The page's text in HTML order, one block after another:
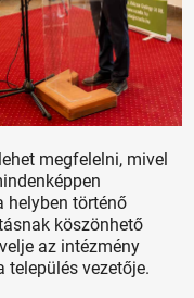
megfelelni, mivel
helyben történő
köszönhető
az intézmény
település vezetője.